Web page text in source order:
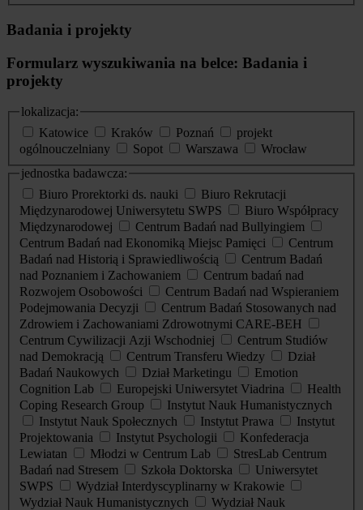
Badania i projekty
Formularz wyszukiwania na belce: Badania i
projekty
lokalizacja:
Katowice
Kraków Poznań
projekt
ogólnouczelniany
Sopot Warszawa
Wrocław
jednostka badawcza:
Biuro Prorektorki ds. nauki
Biuro Rekrutacji
Międzynarodowej Uniwersytetu SWPS
Biuro Współpracy
Międzynarodowej
Centrum Badań nad Bullyingiem
Centrum Badań nad Ekonomiką Miejsc Pamięci
Centrum
Badań nad Historią i Sprawiedliwością
Centrum Badań
nad Poznaniem i Zachowaniem
Centrum badań nad
Rozwojem Osobowości
Centrum Badań nad Wspieraniem
Podejmowania Decyzji
Centrum Badań Stosowanych nad
Zdrowiem i Zachowaniami Zdrowotnymi CARE-BEH
Centrum Cywilizacji Azji Wschodniej
Centrum Studiów
nad Demokracją
Centrum Transferu Wiedzy
Dział
Badań Naukowych
Dział Marketingu
Emotion
Cognition Lab
Europejski Uniwersytet Viadrina
Health
Coping Research Group
Instytut Nauk Humanistycznych
Instytut Nauk Społecznych
Instytut Prawa
Instytut
Projektowania
Instytut Psychologii
Konfederacja
Lewiatan
Młodzi w Centrum Lab
StresLab Centrum
Badań nad Stresem
Szkoła Doktorska
Uniwersytet
SWPS
Wydział Interdyscyplinarny w Krakowie
Wydział Nauk Humanistycznych
Wydział Nauk